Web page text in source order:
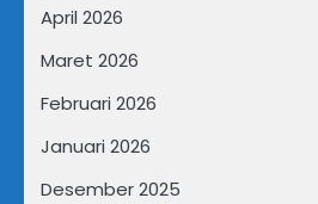
April 2026
Maret 2026
Februari 2026
Januari 2026
Desember 2025